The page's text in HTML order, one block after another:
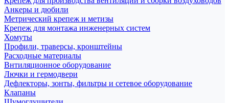
Анкеры и дюбили
Метрический крепеж и метизы
Крепеж для монтажа инженерных систем
Хомуты
Профили, траверсы, кронштейны
Расходные материалы
Внтиляционное оборудование
Лючки и гермодвери
Дефлекторы, зонты, фильтры и сетевое оборудование
Клапаны